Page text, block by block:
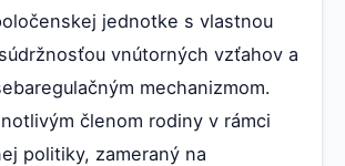
jednotke s vlastnou
vnútorných vzťahov a
mechanizmom.
členom rodiny v rámci
politiky, zameraný na